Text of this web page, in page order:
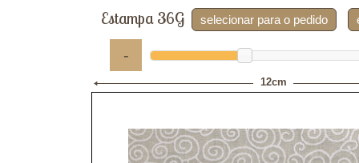
Estampa 36G selecionar para o pedido
-
12cm